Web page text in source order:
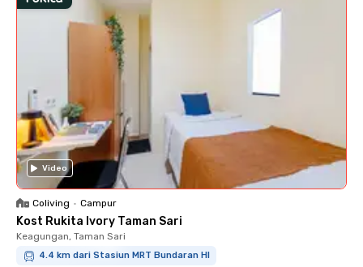
Video
Coliving • Campur
Kost Rukita Ivory Taman Sari
Keagungan, Taman Sari
4.4 km dari Stasiun MRT Bundaran HI